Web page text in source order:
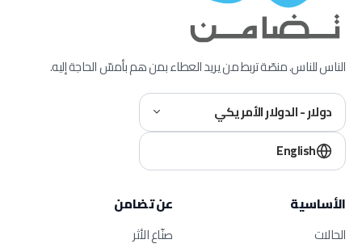
الناس للناس. منصّة تربط من يريد العطاء بمن هم بأمسّ الحاجة إليه.
دولار - الدولار الأمريكي
English
الأساسية
الحالات
عن تضامن
صنّاع الأثر